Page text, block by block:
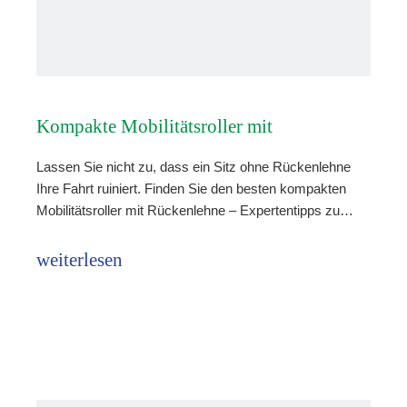
Kompakte Mobilitätsroller mit
Rückenlehne: Hinweise zum Komfort
Lassen Sie nicht zu, dass ein Sitz ohne Rückenlehne
Ihre Fahrt ruiniert. Finden Sie den besten kompakten
Mobilitätsroller mit Rückenlehne – Expertentipps zu
weiterlesen